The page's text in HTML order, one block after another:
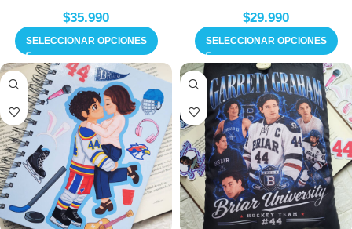
$35.990
SELECCIONAR OPCIONES
$29.990
SELECCIONAR OPCIONES